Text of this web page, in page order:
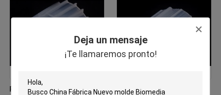
Deja un mensaje
¡Te llamaremos pronto!
PE03 MBBR Bio Media
Fábrica de medios de filtro